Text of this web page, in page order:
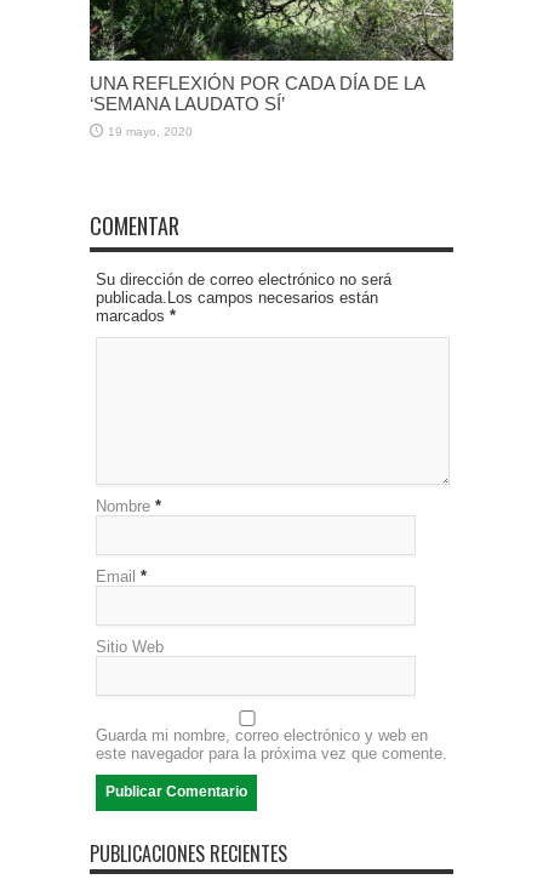
UNA REFLEXIÓN POR CADA DÍA DE LA
‘SEMANA LAUDATO SÍ’
19 mayo, 2020
COMENTAR
Su dirección de correo electrónico no será
publicada.Los campos necesarios están
marcados *
Nombre *
Email *
Sitio Web
Guarda mi nombre, correo electrónico y web en
este navegador para la próxima vez que comente.
PUBLICACIONES RECIENTES